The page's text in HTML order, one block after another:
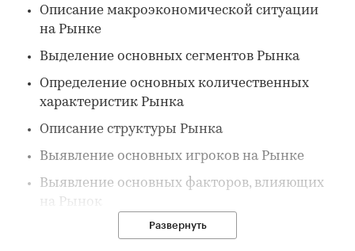
Описание макроэкономической ситуации
на Рынке
Выделение основных сегментов Рынка
Определение основных количественных
характеристик Рынка
Описание структуры Рынка
Выявление основных игроков на Рынке
Выявление основных факторов, влияющих
на Рынок
Развернуть